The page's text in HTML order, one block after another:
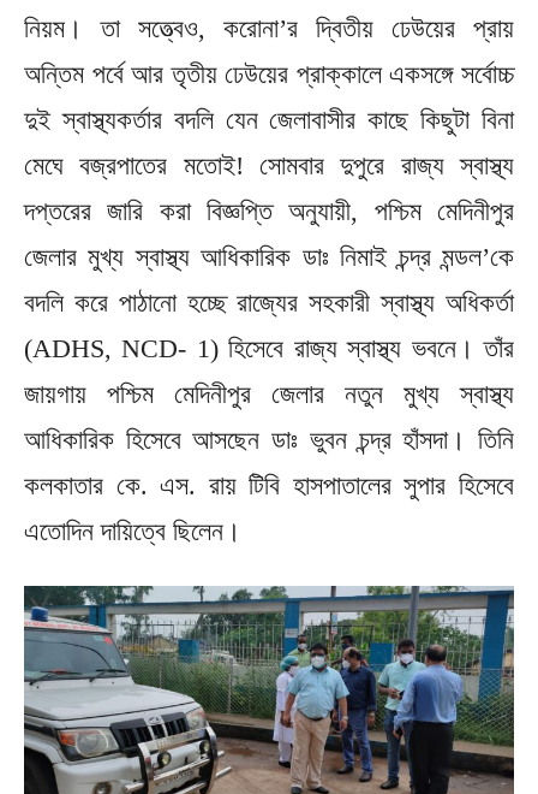
নিয়ম। তা সত্ত্বেও, করোনা’র দ্বিতীয় ঢেউয়ের প্রায়
অন্তিম পর্বে আর তৃতীয় ঢেউয়ের প্রাক্কালে একসঙ্গে সর্বোচ্চ
দুই স্বাস্থ্যকর্তার বদলি যেন জেলাবাসীর কাছে কিছুটা বিনা
মেঘে বজ্রপাতের মতোই! সোমবার দুপুরে রাজ্য স্বাস্থ্য
দপ্তরের জারি করা বিজ্ঞপ্তি অনুযায়ী, পশ্চিম মেদিনীপুর
জেলার মুখ্য স্বাস্থ্য আধিকারিক ডাঃ নিমাই চন্দ্র মন্ডল’কে
বদলি করে পাঠানো হচ্ছে রাজ্যের সহকারী স্বাস্থ্য অধিকর্তা
(ADHS, NCD- 1) হিসেবে রাজ্য স্বাস্থ্য ভবনে। তাঁর
জায়গায় পশ্চিম মেদিনীপুর জেলার নতুন মুখ্য স্বাস্থ্য
আধিকারিক হিসেবে আসছেন ডাঃ ভুবন চন্দ্র হাঁসদা। তিনি
কলকাতার কে. এস. রায় টিবি হাসপাতালের সুপার হিসেবে
এতোদিন দায়িত্বে ছিলেন।